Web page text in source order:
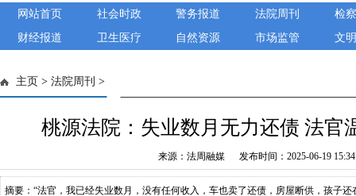
网站首页 社会时政 警务报道 法院周刊
检
财经报道
卫生医疗 自然资源 市场监管 文
主页 > 法院周刊 >
桃源法院：失业数月无力还债 法官
来源：法周融媒 发布时间：2025-06-19
摘要：“法官，我已经失业数月，没有任何收入，车也卖了还债，房屋断供，孩子